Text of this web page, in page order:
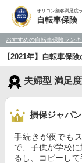
オリコン顧客満足度
自転車保険
おすすめの自転車保険ラン
【2021年】自転車保
夫婦型 満足
損保ジャパン
手続きが夜でも
で、子供が学校
るし、コピーし